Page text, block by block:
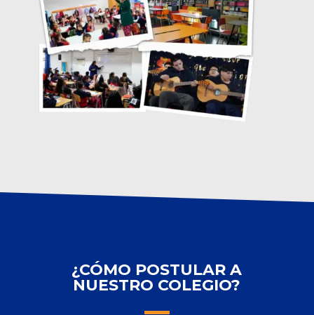
¿CÓMO POSTULAR A
NUESTRO COLEGIO?